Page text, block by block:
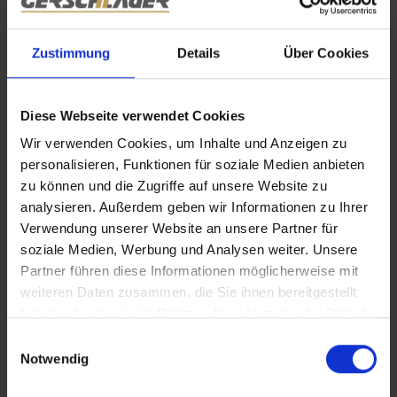
Zustimmung Details Über Cookies
Diese Webseite verwendet Cookies
Wir verwenden Cookies, um Inhalte und Anzeigen zu
personalisieren, Funktionen für soziale Medien anbieten
zu können und die Zugriffe auf unsere Website zu
analysieren. Außerdem geben wir Informationen zu Ihrer
Verwendung unserer Website an unsere Partner für
soziale Medien, Werbung und Analysen weiter. Unsere
Partner führen diese Informationen möglicherweise mit
weiteren Daten zusammen, die Sie ihnen bereitgestellt
Notwendig
letzten Jahren wurden zahlreiche Neubauten und
und Investoren in der Region stärkt.
und die Nähe zu München machen Mühldorf zu
sowohl von der ländlichen Ruhe als auch von der
Nähe zur Metropole profitieren möchten.
Leben & Freizeit - Natur, Erholung und regionale
Kultur
Mühldorf am Inn bietet eine hohe Lebensqualität, die vor
allem durch die Nähe zur Natur und die zahlreichen
Wiesen und der nahegelegene Inn bieten reichlich Raum
für Outdoor-Aktivitäten wie Wandern, Radfahren und